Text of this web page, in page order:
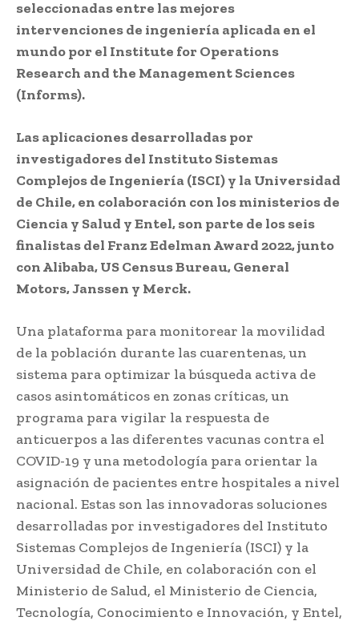
seleccionadas entre las mejores
intervenciones de ingeniería aplicada en el
mundo por el Institute for Operations
Research and the Management Sciences
(Informs).
Las aplicaciones desarrolladas por
investigadores del Instituto Sistemas
Complejos de Ingeniería (ISCI) y la Universidad
de Chile, en colaboración con los ministerios de
Ciencia y Salud y Entel, son parte de los seis
finalistas del Franz Edelman Award 2022, junto
con Alibaba, US Census Bureau, General
Motors, Janssen y Merck.
Una plataforma para monitorear la movilidad
de la población durante las cuarentenas, un
sistema para optimizar la búsqueda activa de
casos asintomáticos en zonas críticas, un
programa para vigilar la respuesta de
anticuerpos a las diferentes vacunas contra el
COVID-19 y una metodología para orientar la
asignación de pacientes entre hospitales a nivel
nacional. Estas son las innovadoras soluciones
desarrolladas por investigadores del Instituto
Sistemas Complejos de Ingeniería (ISCI) y la
Universidad de Chile, en colaboración con el
Ministerio de Salud, el Ministerio de Ciencia,
Tecnología, Conocimiento e Innovación, y Entel,